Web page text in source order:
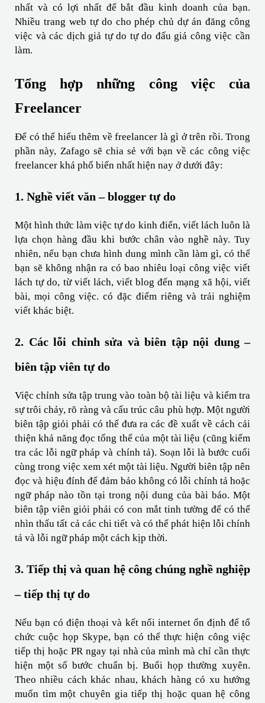
nhất và có lợi nhất để bắt đầu kinh doanh của bạn.
Nhiều trang web tự do cho phép chủ dự án đăng công
việc và các dịch giả tự do tự do đấu giá công việc cần
làm.
Tổng hợp những công việc của
Freelancer
Để có thể hiểu thêm về freelancer là gì ở trên rồi. Trong
phần này, Zafago sẽ chia sẻ với bạn về các công việc
freelancer khá phổ biến nhất hiện nay ở dưới đây:
1. Nghề viết văn – blogger tự do
Một hình thức làm việc tự do kinh điển, viết lách luôn là
lựa chọn hàng đầu khi bước chân vào nghề này. Tuy
nhiên, nếu bạn chưa hình dung mình cần làm gì, có thể
bạn sẽ không nhận ra có bao nhiêu loại công việc viết
lách tự do, từ viết lách, viết blog đến mạng xã hội, viết
bài, mọi công việc. có đặc điểm riêng và trải nghiệm
viết khác biệt.
2. Các lỗi chỉnh sửa và biên tập nội dung –
biên tập viên tự do
Việc chỉnh sửa tập trung vào toàn bộ tài liệu và kiểm tra
sự trôi chảy, rõ ràng và cấu trúc câu phù hợp. Một người
biên tập giỏi phải có thể đưa ra các đề xuất về cách cải
thiện khả năng đọc tổng thể của một tài liệu (cũng kiểm
tra các lỗi ngữ pháp và chính tả). Soạn lỗi là bước cuối
cùng trong việc xem xét một tài liệu. Người biên tập nên
đọc và hiệu đính để đảm bảo không có lỗi chính tả hoặc
ngữ pháp nào tồn tại trong nội dung của bài báo. Một
biên tập viên giỏi phải có con mắt tinh tường để có thể
nhìn thấu tất cả các chi tiết và có thể phát hiện lỗi chính
tả và lỗi ngữ pháp một cách kịp thời.
3. Tiếp thị và quan hệ công chúng nghề nghiệp
– tiếp thị tự do
Nếu bạn có điện thoại và kết nối internet ổn định để tổ
chức cuộc họp Skype, bạn có thể thực hiện công việc
tiếp thị hoặc PR ngay tại nhà của mình mà chỉ cần thực
hiện một số bước chuẩn bị. Buổi họp thường xuyên.
Theo nhiều cách khác nhau, khách hàng có xu hướng
muốn tìm một chuyên gia tiếp thị hoặc quan hệ công